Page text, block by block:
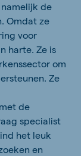
de
Omdat ze
voor
harte. Ze is
om
Ze
de
specialist
het leuk
en